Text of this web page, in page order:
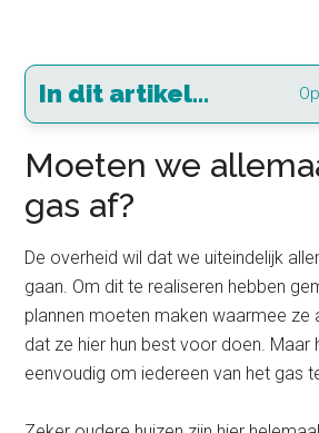
In dit artikel...
Moeten we
gas af?
De overheid wil dat we uiteindelijk
gaan. Om dit te realiseren hebben
plannen moeten maken waarmee ze
dat ze hier hun best voor doen. Maar
eenvoudig om iedereen van het gas